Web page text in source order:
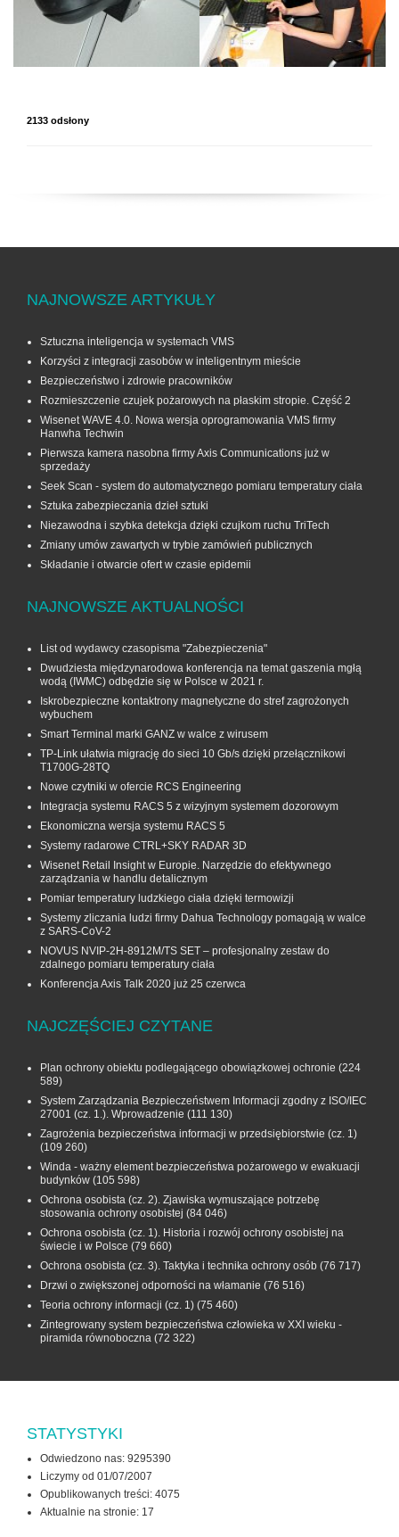
2133 odsłony
NAJNOWSZE ARTYKUŁY
Sztuczna inteligencja w systemach VMS
Korzyści z integracji zasobów w inteligentnym mieście
Bezpieczeństwo i zdrowie pracowników
Rozmieszczenie czujek pożarowych na płaskim stropie. Część 2
Wisenet WAVE 4.0. Nowa wersja oprogramowania VMS firmy
Hanwha Techwin
Pierwsza kamera nasobna firmy Axis Communications już w
sprzedaży
Seek Scan - system do automatycznego pomiaru temperatury ciała
Sztuka zabezpieczania dzieł sztuki
Niezawodna i szybka detekcja dzięki czujkom ruchu TriTech
Zmiany umów zawartych w trybie zamówień publicznych
Składanie i otwarcie ofert w czasie epidemii
NAJNOWSZE AKTUALNOŚCI
List od wydawcy czasopisma "Zabezpieczenia"
Dwudziesta międzynarodowa konferencja na temat gaszenia mgłą
wodą (IWMC) odbędzie się w Polsce w 2021 r.
Iskrobezpieczne kontaktrony magnetyczne do stref zagrożonych
wybuchem
Smart Terminal marki GANZ w walce z wirusem
TP-Link ułatwia migrację do sieci 10 Gb/s dzięki przełącznikowi
T1700G‑28TQ
Nowe czytniki w ofercie RCS Engineering
Integracja systemu RACS 5 z wizyjnym systemem dozorowym
Ekonomiczna wersja systemu RACS 5
Systemy radarowe CTRL+SKY RADAR 3D
Wisenet Retail Insight w Europie. Narzędzie do efektywnego
zarządzania w handlu detalicznym
Pomiar temperatury ludzkiego ciała dzięki termowizji
Systemy zliczania ludzi firmy Dahua Technology pomagają w walce
z SARS-CoV-2
NOVUS NVIP-2H-8912M/TS SET – profesjonalny zestaw do
zdalnego pomiaru temperatury ciała
Konferencja Axis Talk 2020 już 25 czerwca
NAJCZĘŚCIEJ CZYTANE
Plan ochrony obiektu podlegającego obowiązkowej ochronie (224
589)
System Zarządzania Bezpieczeństwem Informacji zgodny z ISO/IEC
27001 (cz. 1.). Wprowadzenie (111 130)
Zagrożenia bezpieczeństwa informacji w przedsiębiorstwie (cz. 1)
(109 260)
Winda - ważny element bezpieczeństwa pożarowego w ewakuacji
budynków (105 598)
Ochrona osobista (cz. 2). Zjawiska wymuszające potrzebę
stosowania ochrony osobistej (84 046)
Ochrona osobista (cz. 1). Historia i rozwój ochrony osobistej na
świecie i w Polsce (79 660)
Ochrona osobista (cz. 3). Taktyka i technika ochrony osób (76 717)
Drzwi o zwiększonej odporności na włamanie (76 516)
Teoria ochrony informacji (cz. 1) (75 460)
Zintegrowany system bezpieczeństwa człowieka w XXI wieku -
piramida równoboczna (72 322)
STATYSTYKI
Odwiedzono nas: 9295390
Liczymy od 01/07/2007
Opublikowanych treści: 4075
Aktualnie na stronie: 17